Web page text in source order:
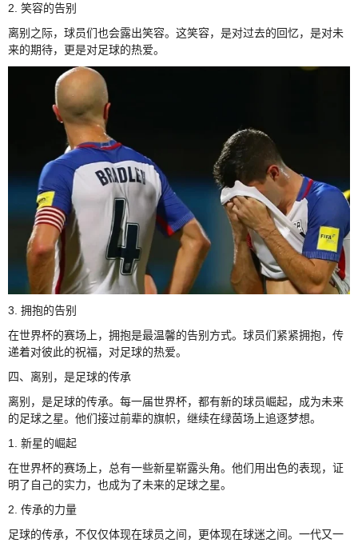
2. 笑容的告别
离别之际，球员们也会露出笑容。这笑容，是对过去的回忆，是对未
来的期待，更是对足球的热爱。
3. 拥抱的告别
在世界杯的赛场上，拥抱是最温馨的告别方式。球员们紧紧拥抱，传
递着对彼此的祝福，对足球的热爱。
四、离别，是足球的传承
离别，是足球的传承。每一届世界杯，都有新的球员崛起，成为未来
的足球之星。他们接过前辈的旗帜，继续在绿茵场上追逐梦想。
1. 新星的崛起
在世界杯的赛场上，总有一些新星崭露头角。他们用出色的表现，证
明了自己的实力，也成为了未来的足球之星。
2. 传承的力量
足球的传承，不仅仅体现在球员之间，更体现在球迷之间。一代又一